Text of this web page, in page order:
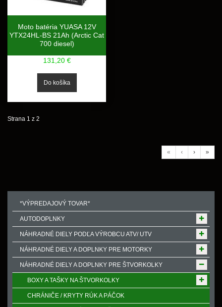
Moto batéria YUASA 12V
YTX24HL-BS 21Ah (Arctic Cat
700 diesel)
131,20 €
Strana 1 z 2
« ‹ › »
*VÝPREDAJOVÝ TOVAR*
AUTODOPLNKY
NÁHRADNÉ DIELY PODĽA VÝROBCU ATV/ UTV
NÁHRADNÉ DIELY A DOPLNKY PRE MOTORKY
NÁHRADNÉ DIELY A DOPLNKY PRE ŠTVORKOLKY
BOXY A TAŠKY NA ŠTVORKOLKY
CHRÁNIČE / KRYTY RÚK A PÁČOK